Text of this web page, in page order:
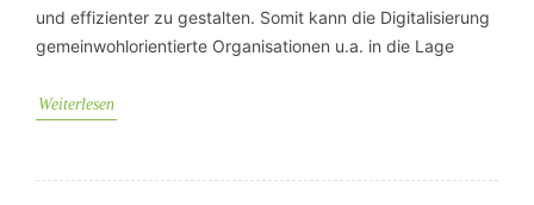
und effizienter zu gestalten. Somit kann die Digitalisierung
gemeinwohlorientierte Organisationen u.a. in die Lage
Weiterlesen